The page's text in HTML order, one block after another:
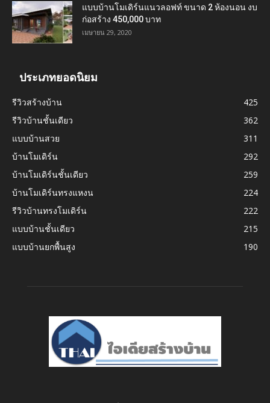
แบบบ้านโมเดิร์นแนวลอฟท์ ขนาด 2 ห้องนอน งบ
ก่อสร้าง 450,000 บาท
เมษายน 29, 2020
ประเภทยอดนิยม
รีวิวสร้างบ้าน
425
รีวิวบ้านชั้นเดียว
362
แบบบ้านสวย
311
บ้านโมเดิร์น
292
บ้านโมเดิร์นชั้นเดียว
259
บ้านโมเดิร์นทรงแหงน
224
รีวิวบ้านทรงโมเดิร์น
222
แบบบ้านชั้นเดียว
215
แบบบ้านยกพื้นสูง
190